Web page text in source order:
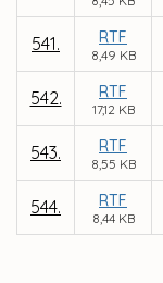
541. RTF
8,49 KB
542. RTF
17,12 KB
543. RTF
8,55 KB
544. RTF
8,44 KB